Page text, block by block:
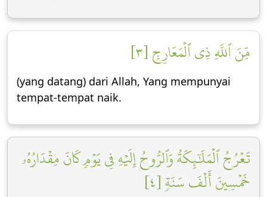
مِّنَ ٱللَّهِ ذِي ٱلۡمَعَارِجِ [٣]
(yang datang) dari Allah, Yang mempunyai
tempat-tempat naik.
تَعۡرُجُ ٱلۡمَلَٰٓئِكَةُ وَٱلرُّوحُ إِلَيۡهِ فِي يَوۡمٖ كَانَ مِقۡدَارُهُۥ
خَمۡسِينَ أَلۡفَ سَنَةٖ [٤]